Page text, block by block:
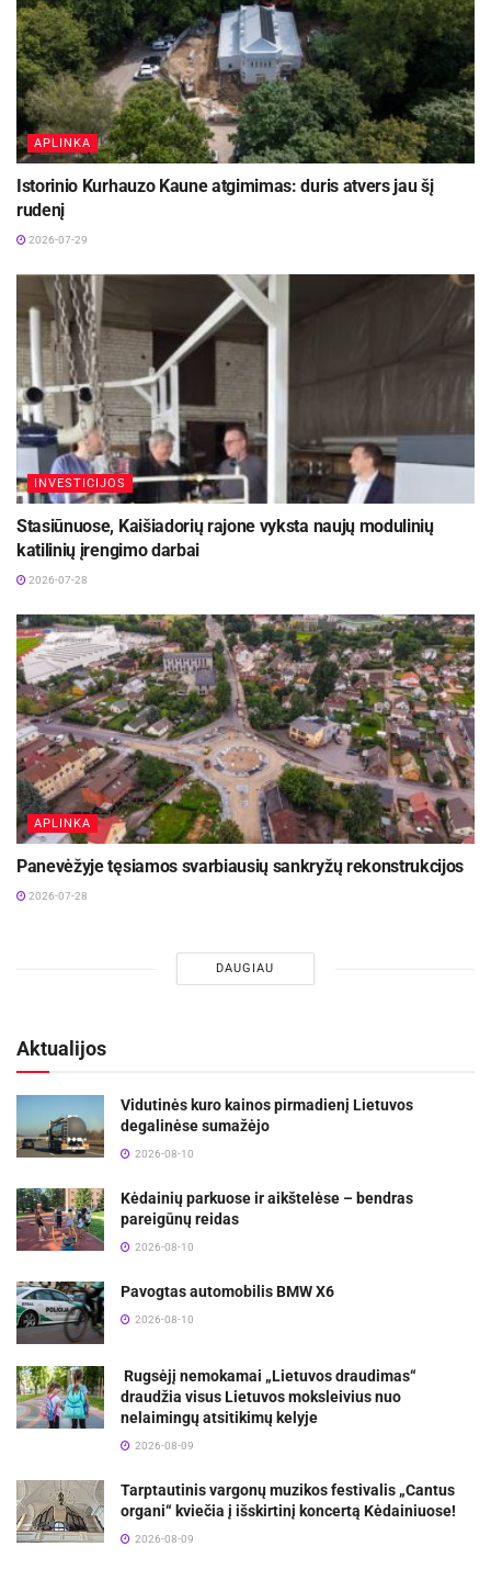
APLINKA
Istorinio Kurhauzo Kaune atgimimas: duris atvers jau šį
rudenį
2026-07-29
INVESTICIJOS
Stasiūnuose, Kaišiadorių rajone vyksta naujų modulinių
katilinių įrengimo darbai
2026-07-28
APLINKA
Panevėžyje tęsiamos svarbiausių sankryžų rekonstrukcijos
2026-07-28
DAUGIAU
Aktualijos
Vidutinės kuro kainos pirmadienį Lietuvos
degalinėse sumažėjo
2026-08-10
Kėdainių parkuose ir aikštelėse – bendras
pareigūnų reidas
2026-08-10
Pavogtas automobilis BMW X6
2026-08-10
Rugsėjį nemokamai „Lietuvos draudimas“
draudžia visus Lietuvos moksleivius nuo
nelaimingų atsitikimų kelyje
2026-08-09
Tarptautinis vargonų muzikos festivalis „Cantus
organi“ kviečia į išskirtinį koncertą Kėdainiuose!
2026-08-09